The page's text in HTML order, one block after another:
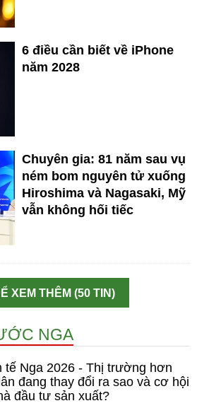
6 điều cần biết về iPhone
năm 2028
Chuyên gia: 81 năm sau vụ
ném bom nguyên tử xuống
Hiroshima và Nagasaki, Mỹ
vẫn không hối tiếc
XEM THÊM (50 TIN)
NGA
tế Nga 2026 - Thị trường hơn
đang thay đổi ra sao và cơ hội
đầu tư sản xuất?